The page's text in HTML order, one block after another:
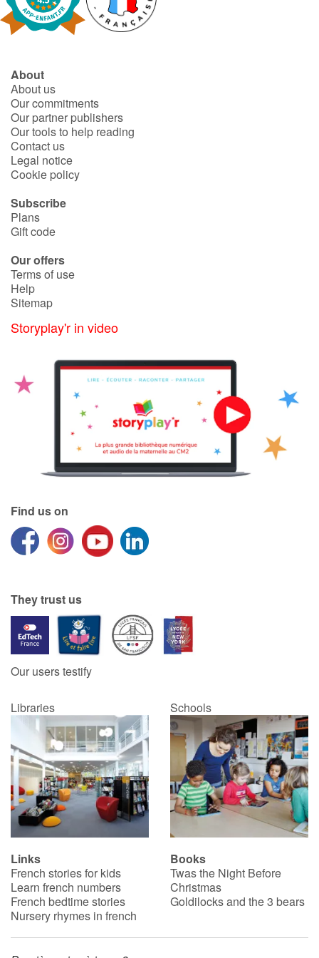
Catalogue anglais
Contraste +
Help
Home
Family
Schools
Libraries
Videos & Tutorials
Learn french with Storyplay'r
French book lists for children
Reading for children
Dyslexia and reading disorders
About
About us
Our commitments
Our partner publishers
Our tools to help reading
Contact us
Legal notice
Cookie policy
Subscribe
Plans
Gift code
Our offers
Terms of use
Help
Sitemap
Storyplay'r in video
Find us on
They trust us
Our users testify
Libraries Schools
Links
French stories for kids
Learn french numbers
French bedtime stories
Nursery rhymes in french
Books
Twas the Night Before
Christmas
Goldilocks and the 3 bears